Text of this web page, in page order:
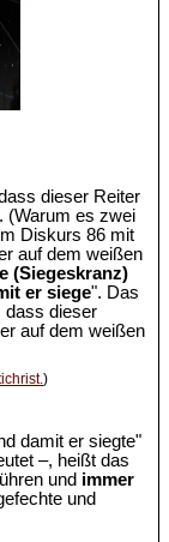
dieser Reiter
(Warum es zwei
Diskurs 86 mit
auf dem weißen
(Siegeskranz)
er siege". Das
dass dieser
auf dem weißen
)
damit er siegte"
–, heißt das
und immer
und